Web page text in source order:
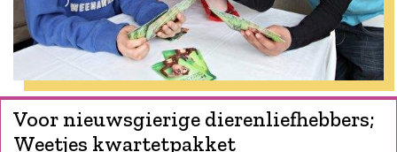
Voor nieuwsgierige dierenliefhebbers;
Weetjes kwartetpakket